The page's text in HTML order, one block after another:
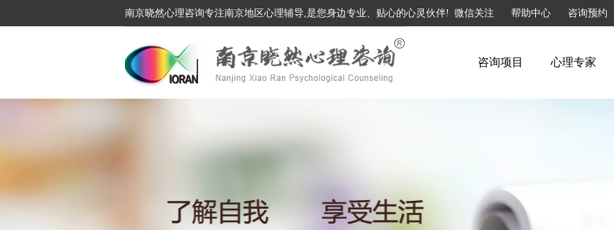
南京晓然心理咨询专注南京地区心理辅导,是您身边专业、贴心的心灵伙伴! 微信关注 帮助中心 咨询预约
咨询项目 心理专家